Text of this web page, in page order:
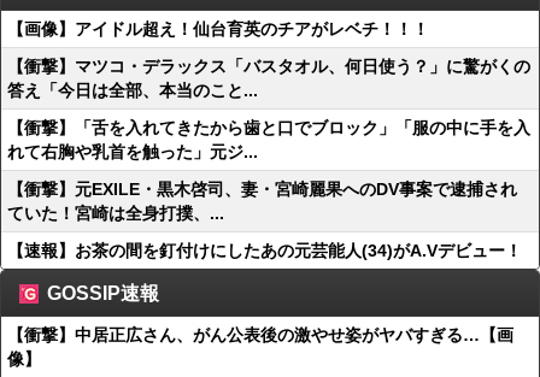
【画像】アイドル超え！仙台育英のチアがレベチ！！！
【衝撃】マツコ・デラックス「バスタオル、何日使う？」に驚がくの
答え「今日は全部、本当のこと...
【衝撃】「舌を入れてきたから歯と口でブロック」「服の中に手を入
れて右胸や乳首を触った」元ジ...
【衝撃】元EXILE・黒木啓司、妻・宮崎麗果へのDV事案で逮捕され
ていた！宮崎は全身打撲、...
【速報】お茶の間を釘付けにしたあの元芸能人(34)がA.Vデビュー！
GOSSIP速報
【衝撃】中居正広さん、がん公表後の激やせ姿がヤバすぎる…【画
像】